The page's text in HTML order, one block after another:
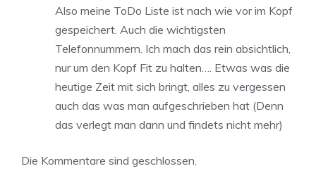
Also meine ToDo Liste ist nach wie vor im Kopf
gespeichert. Auch die wichtigsten
Telefonnummern. Ich mach das rein absichtlich,
nur um den Kopf Fit zu halten…. Etwas was die
heutige Zeit mit sich bringt, alles zu vergessen
auch das was man aufgeschrieben hat (Denn
das verlegt man dann und findets nicht mehr)
Die Kommentare sind geschlossen.